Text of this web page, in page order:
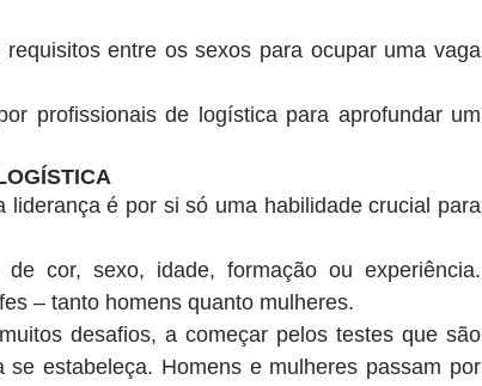
entre os sexos para ocupar uma vaga
profissionais de logística para aprofundar um
é por si só uma habilidade crucial para
cor, sexo, idade, formação ou experiência.
– tanto homens quanto mulheres.
desafios, a começar pelos testes que são
estabeleça. Homens e mulheres passam por